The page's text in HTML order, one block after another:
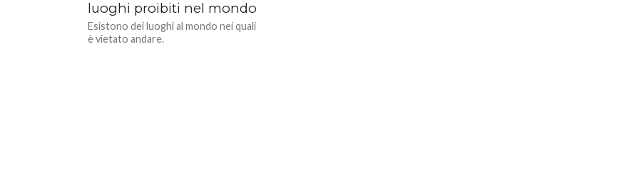
luoghi proibiti nel mondo
Esistono dei luoghi al mondo nei quali
è vietato andare.